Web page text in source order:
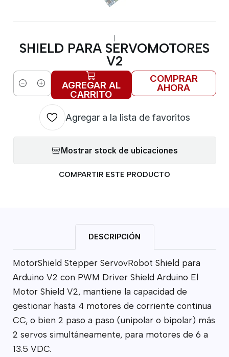
|
SHIELD PARA SERVOMOTORES
V2
Cantidad AGREGAR AL
CARRITO
COMPRAR
AHORA
Agregar a la lista de favoritos
Mostrar stock de ubicaciones
COMPARTIR ESTE PRODUCTO
DESCRIPCIÓN
MotorShield Stepper ServovRobot Shield para
Arduino V2 con PWM Driver Shield Arduino El
Motor Shield V2, mantiene la capacidad de
gestionar hasta 4 motores de corriente continua
CC, o bien 2 paso a paso (unipolar o bipolar) más
2 servos simultáneamente, para motores de 6 a
13.5 VDC.